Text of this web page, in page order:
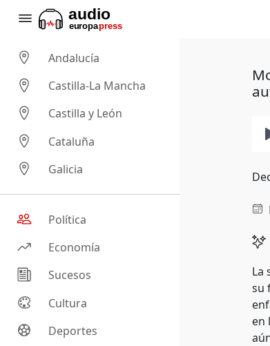
Andalucía
Castilla-La Mancha
Castilla y León
Cataluña
Galicia
Política
Economía
Sucesos
Cultura
Deportes
La
su
en